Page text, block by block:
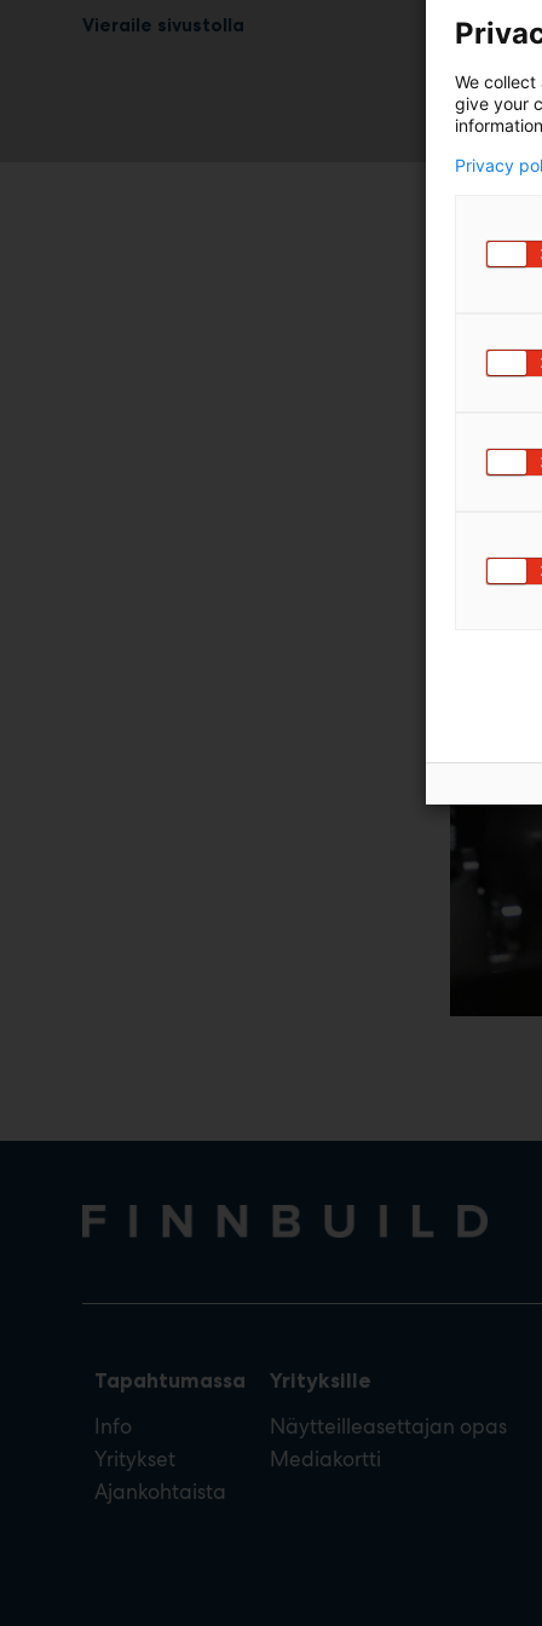
Vieraile sivustolla
Tapahtumassa
Info
Yritykset
Ajankohtaista
Yrityksille
Näytteilleasettajan opas
Mediakortti
We
give your
Privacy